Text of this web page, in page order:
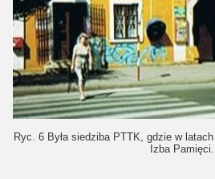
Ryc. 6 Była siedziba PTTK, gdzie w
Izba Pamięci.